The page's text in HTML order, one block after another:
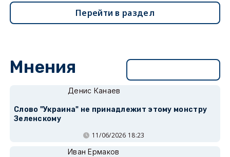
Перейти в раздел
Мнения
Денис Канаев
Слово "Украина" не принадлежит этому монстру
Зеленскому
11/06/2026 18:23
Иван Ермаков